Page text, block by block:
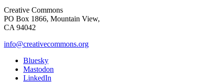
Creative Commons
PO Box 1866, Mountain View,
CA 94042
info@creativecommons.org
Bluesky
Mastodon
LinkedIn